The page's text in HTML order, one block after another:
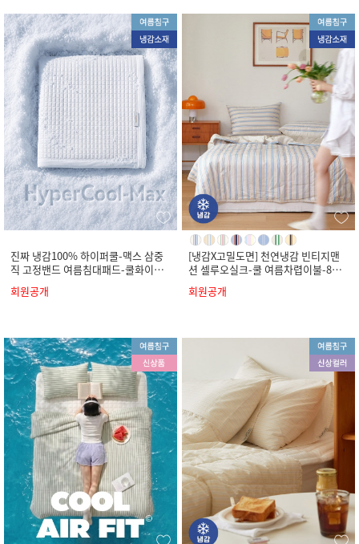
진짜 냉감100% 하이퍼쿨-맥스 삼중
직 고정밴드 여름침대패드-쿨화이트
회원공개
[냉감X고밀도면] 천연냉감 빈티지맨
션 셀루오실크-쿨 여름차렵이불-8컬
회원공개